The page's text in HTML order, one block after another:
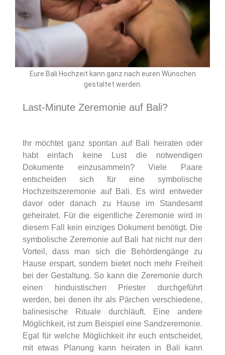
Eure Bali Hochzeit kann ganz nach euren Wünschen
gestaltet werden.
Last-Minute Zeremonie auf Bali?
Ihr möchtet ganz spontan auf Bali heiraten oder
habt einfach keine Lust die notwendigen
Dokumente einzusammeln? Viele Paare
entscheiden sich für eine symbolische
Hochzeitszeremonie auf Bali. Es wird entweder
davor oder danach zu Hause im Standesamt
geheiratet. Für die eigentliche Zeremonie wird in
diesem Fall kein einziges Dokument benötigt. Die
symbolische Zeremonie auf Bali hat nicht nur den
Vorteil, dass man sich die Behördengänge zu
Hause erspart, sondern bietet noch mehr Freiheit
bei der Gestaltung. So kann die Zeremonie durch
einen hinduistischen Priester durchgeführt
werden, bei denen ihr als Pärchen verschiedene,
balinesische Rituale durchläuft. Eine andere
Möglichkeit, ist zum Beispiel eine Sandzeremonie.
Egal für welche Möglichkeit ihr euch entscheidet,
mit etwas Planung kann heiraten in Bali kann